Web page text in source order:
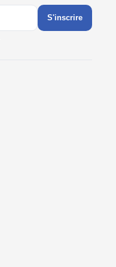
S'inscrire